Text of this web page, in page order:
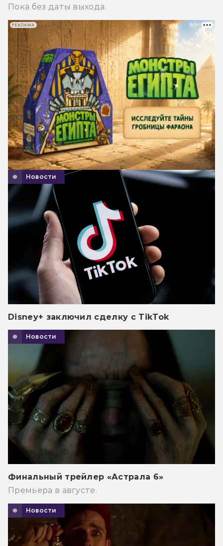
Пока без даты выхода.
Новости
Disney+ заключил сделку с TikTok
Новости
Финальный трейлер «Астрала 6»
Премьера в августе.
Новости
РЕКЛАМА